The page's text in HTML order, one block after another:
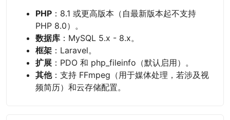
PHP ：8.1 或更高版本（自最新版本起不支持
PHP 8.0）。
数据库 ：MySQL 5.x - 8.x。
框架 ：Laravel。
扩展 ：PDO 和 php_fileinfo（默认启用）。
其他：支持 FFmpeg（用于媒体处理，若涉及视
频简历）和云存储配置。